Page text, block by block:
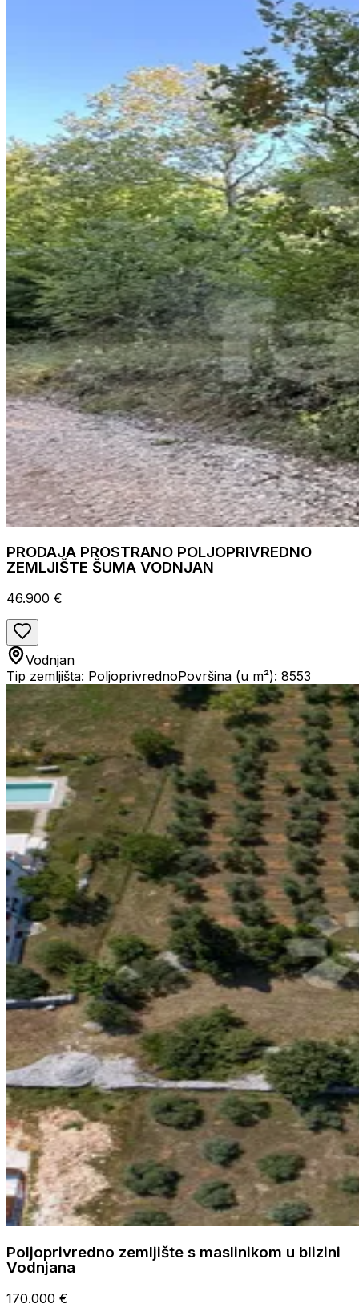
PRODAJA PROSTRANO POLJOPRIVREDNO
ZEMLJIŠTE ŠUMA VODNJAN
46.900 €
Vodnjan
Tip zemljišta: PoljoprivrednoPovršina (u m²): 8553
Poljoprivredno zemljište s maslinikom u blizini
Vodnjana
170.000 €